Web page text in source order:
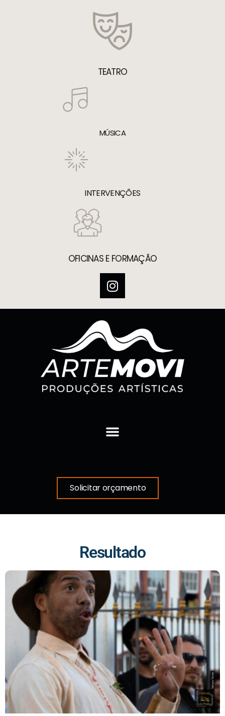
TEATRO
MÚSICA
INTERVENÇÕES
OFICINAS E FORMAÇÃO
Solicitar orçamento
Resultado